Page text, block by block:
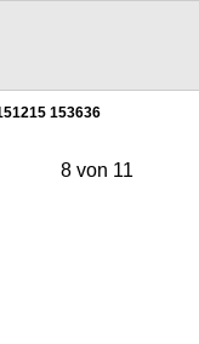
153636
8 von 11